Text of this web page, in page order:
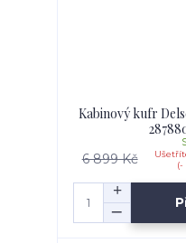
Kabinový kufr
6 899 Kč
(-